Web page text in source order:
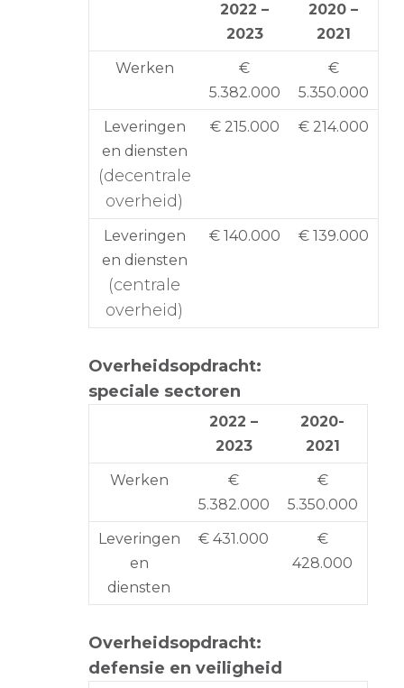
2022 –
2023
2020 –
2021
Werken
€
5.382.000
€
5.350.000
Leveringen
en diensten
(decentrale
overheid)
€ 215.000 € 214.000
Leveringen
en diensten
(centrale
overheid)
€ 140.000 € 139.000
Overheidsopdracht:
speciale sectoren
2022 –
2023
2020-
2021
Werken
€
5.382.000
€
5.350.000
Leveringen
en
diensten
€ 431.000
€
428.000
Overheidsopdracht:
defensie en veiligheid